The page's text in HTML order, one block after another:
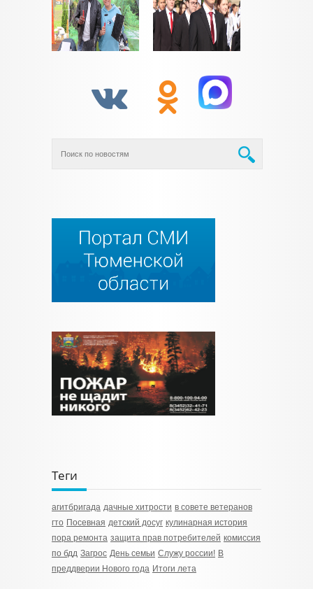
Теги
агитбригада дачные хитрости в совете ветеранов
гто Посевная детский досуг кулинарная история
пора ремонта защита прав потребителей комиссия
по бдд Загрос День семьи Служу россии! В
преддверии Нового года Итоги лета